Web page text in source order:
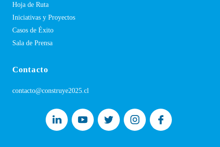
Hoja de Ruta
Iniciativas y Proyectos
Casos de Éxito
Sala de Prensa
Contacto
contacto@construye2025.cl